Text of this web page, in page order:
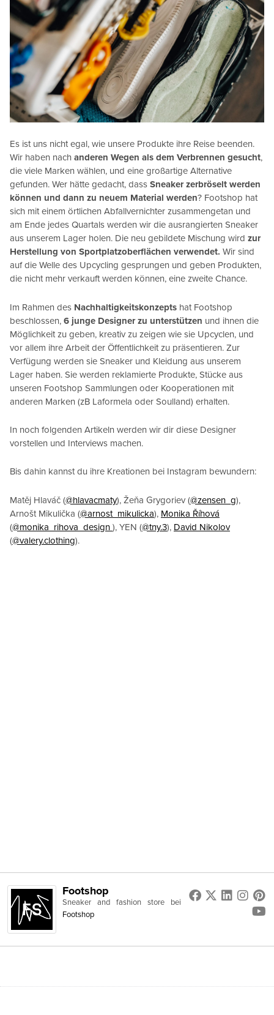
Es ist uns nicht egal, wie unsere Produkte ihre Reise beenden.
Wir haben nach anderen Wegen als dem Verbrennen gesucht,
die viele Marken wählen, und eine großartige Alternative
gefunden. Wer hätte gedacht, dass Sneaker zerbröselt werden
können und dann zu neuem Material werden? Footshop hat
sich mit einem örtlichen Abfallvernichter zusammengetan und
am Ende jedes Quartals werden wir die ausrangierten Sneaker
aus unserem Lager holen. Die neu gebildete Mischung wird zur
Herstellung von Sportplatzoberflächen verwendet. Wir sind
auf die Welle des Upcycling gesprungen und geben Produkten,
die nicht mehr verkauft werden können, eine zweite Chance.
Im Rahmen des Nachhaltigkeitskonzepts hat Footshop
beschlossen, 6 junge Designer zu unterstützen und ihnen die
Möglichkeit zu geben, kreativ zu zeigen wie sie Upcyclen, und
vor allem ihre Arbeit der Öffentlichkeit zu präsentieren. Zur
Verfügung werden sie Sneaker und Kleidung aus unserem
Lager haben. Sie werden reklamierte Produkte, Stücke aus
unseren Footshop Sammlungen oder Kooperationen mit
anderen Marken (zB Laformela oder Soulland) erhalten.
In noch folgenden Artikeln werden wir dir diese Designer
vorstellen und Interviews machen.
Bis dahin kannst du ihre Kreationen bei Instagram bewundern:
Matěj Hlaváč (@hlavacmaty), Žeňa Grygoriev (@zensen_g),
Arnošt Mikulička (@arnost_mikulicka), Monika Říhová
(@monika_rihova_design ), YEN (@tny.3), David Nikolov
(@valery.clothing).
Footshop
Sneaker and fashion store bei
Footshop